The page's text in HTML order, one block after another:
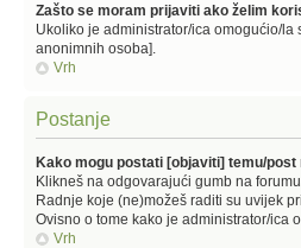
Zašto se moram prijaviti ako želim
Ukoliko je administrator/ica omogućio/
anonimnih osoba].
Vrh
Postanje
Kako mogu postati [objaviti] temu/post
Klikneš na odgovarajući gumb na
Radnje koje (ne)možeš raditi su uvijek
Ovisno o tome kako je administrator/ica
Vrh